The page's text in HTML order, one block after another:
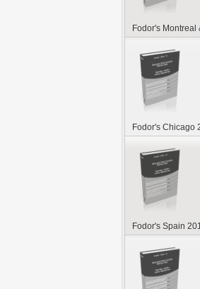
Fodor's Montreal
Fodor's Chicago
Fodor's Spain